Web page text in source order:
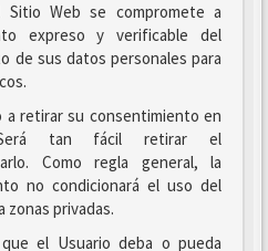
Web se compromete a
expreso y verificable del
de sus datos personales para
a retirar su consentimiento en
Será tan fácil retirar el
Como regla general, la
no condicionará el uso del
zonas privadas.
el Usuario deba o pueda